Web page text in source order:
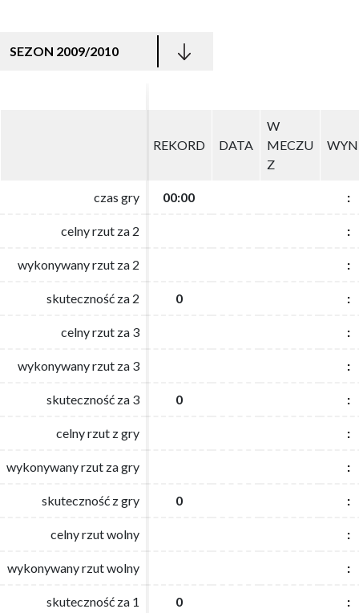
SEZON 2009/2010
REKORD DATA
W
MECZU
Z
czas gry 00:00 :
celny rzut za 2 :
wykonywany rzut za 2 :
skuteczność za 2 0 :
celny rzut za 3 :
wykonywany rzut za 3 :
skuteczność za 3 0 :
celny rzut z gry :
wykonywany rzut za gry :
skuteczność z gry 0 :
celny rzut wolny :
wykonywany rzut wolny :
skuteczność za 1 0 :
REKORD DATA
W
MECZU
Z
czas gry 00:00 :
celny rzut za 2 :
wykonywany rzut za 2 :
skuteczność za 2 0 :
celny rzut za 3 :
wykonywany rzut za 3 :
skuteczność za 3 0 :
celny rzut z gry :
wykonywany rzut za gry :
skuteczność z gry 0 :
celny rzut wolny :
wykonywany rzut wolny :
skuteczność za 1 0 :